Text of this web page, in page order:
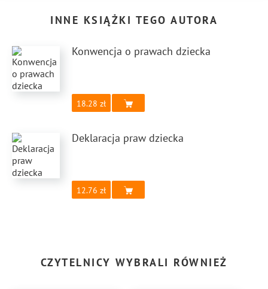
INNE KSIĄŻKI TEGO AUTORA
Konwencja o prawach dziecka
18.28
Deklaracja praw dziecka
12.76
CZYTELNICY WYBRALI RÓWNIEŻ